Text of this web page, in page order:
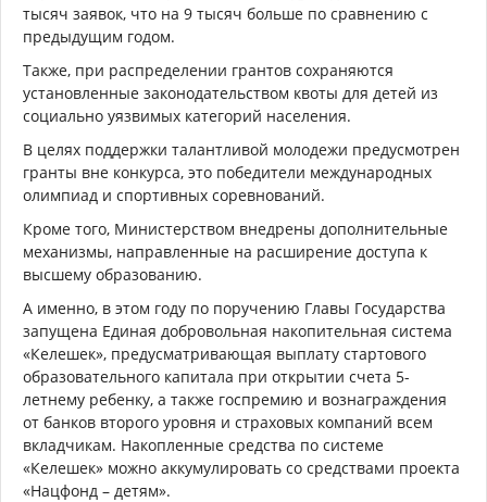
тысяч заявок, что на 9 тысяч больше по сравнению с
предыдущим годом.
Также, при распределении грантов сохраняются
установленные законодательством квоты для детей из
социально уязвимых категорий населения.
В целях поддержки талантливой молодежи предусмотрен
гранты вне конкурса, это победители международных
олимпиад и спортивных соревнований.
Кроме того, Министерством внедрены дополнительные
механизмы, направленные на расширение доступа к
высшему образованию.
А именно, в этом году по поручению Главы Государства
запущена Единая добровольная накопительная система
«Келешек», предусматривающая выплату стартового
образовательного капитала при открытии счета 5-
летнему ребенку, а также госпремию и вознаграждения
от банков второго уровня и страховых компаний всем
вкладчикам. Накопленные средства по системе
«Келешек» можно аккумулировать со средствами проекта
«Нацфонд – детям».